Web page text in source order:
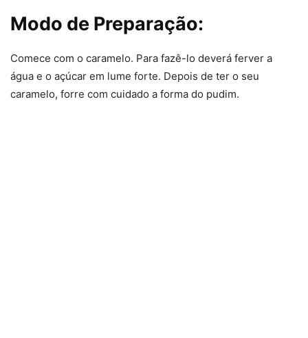
Modo de Preparação:
Comece com o caramelo. Para fazê-lo deverá ferver a
água e o açúcar em lume forte. Depois de ter o seu
caramelo, forre com cuidado a forma do pudim.